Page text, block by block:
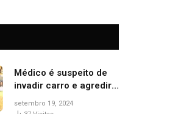
Médico é suspeito de
invadir carro e agredir
delegado aposentado
durante confusão no
setembro 19, 2024